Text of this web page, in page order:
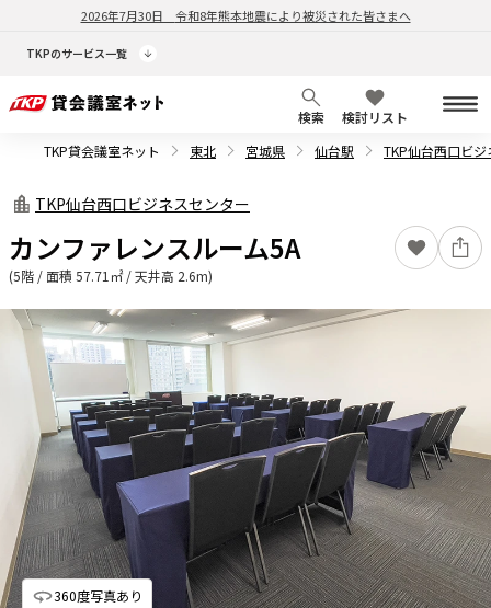
2026年7月30日 令和8年熊本地震により被災された皆さまへ
TKPのサービス一覧
検索
検討リスト
TKP貸会議室ネット
東北 宮城県 仙台駅 TKP仙台西口ビ
TKP仙台西口ビジネスセンター
カンファレンスルーム5A
(5階 / 面積 57.71㎡ / 天井高 2.6m)
360度写真あり